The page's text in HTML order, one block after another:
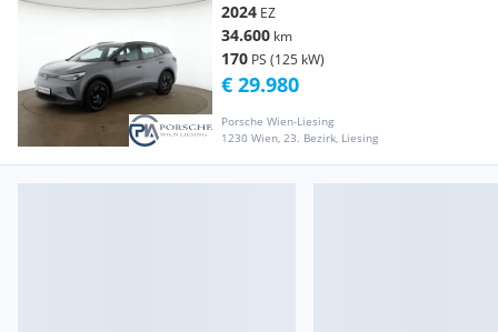
2024 EZ
34.600 km
170 PS (125 kW)
Porsche Wien-Liesing
1230 Wien, 23. Bezirk, Liesing
€ 29.980